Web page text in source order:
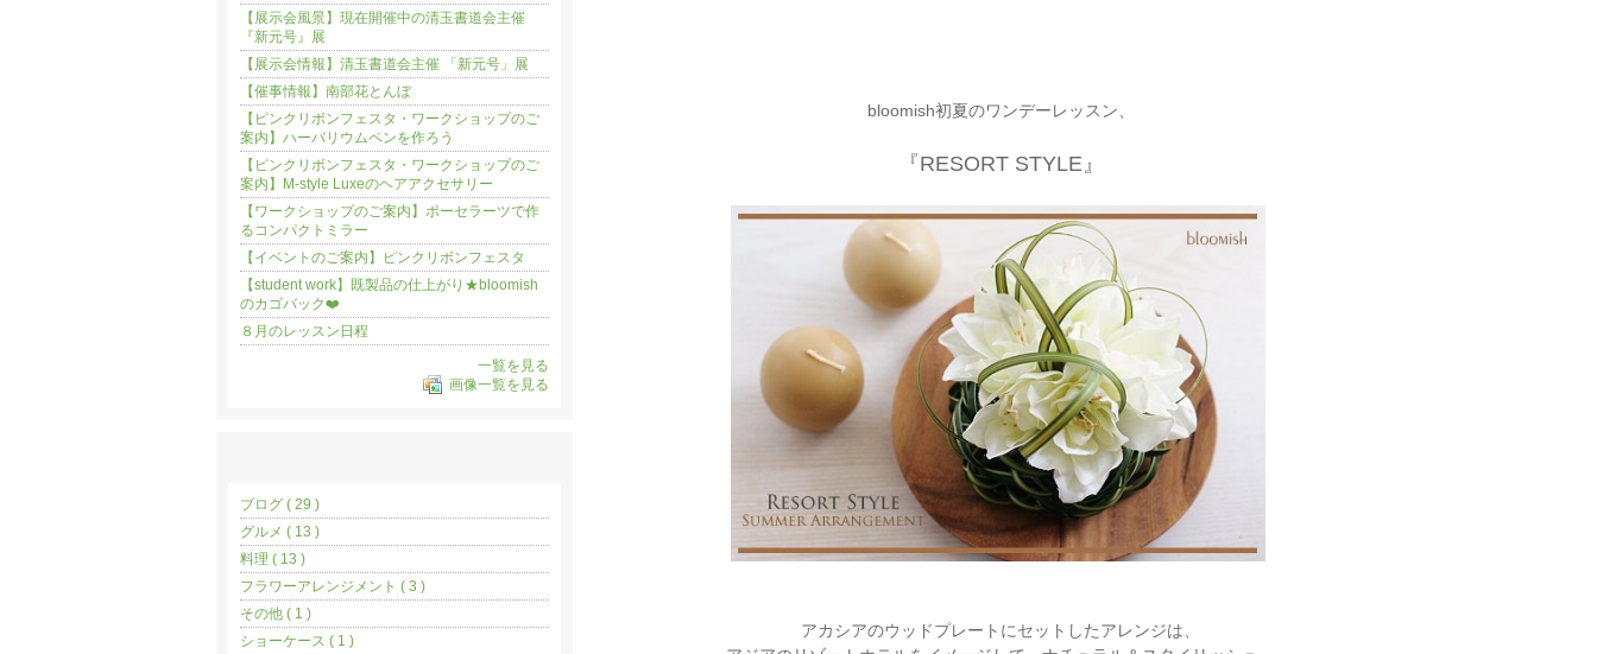
bloomish初夏のワンデーレッスン、
『RESORT STYLE』
アカシアのウッドプレートにセットしたアレンジは、
【展示会風景】現在開催中の清玉書道会主催
『新元号』展
【展示会情報】清玉書道会主催 「新元号」展
【催事情報】南部花とんぼ
【ピンクリボンフェスタ・ワークショップのご
案内】ハーバリウムペンを作ろう
【ピンクリボンフェスタ・ワークショップのご
案内】M-style Luxeのヘアアクセサリー
【ワークショップのご案内】ポーセラーツで作
るコンパクトミラー
【イベントのご案内】ピンクリボンフェスタ
【student work】既製品の仕上がり★bloomish
のカゴバック❤️
８月のレッスン日程
一覧を見る
画像一覧を見る
ブログ ( 29 )
グルメ ( 13 )
料理 ( 13 )
フラワーアレンジメント ( 3 )
その他 ( 1 )
ショーケース ( 1 )